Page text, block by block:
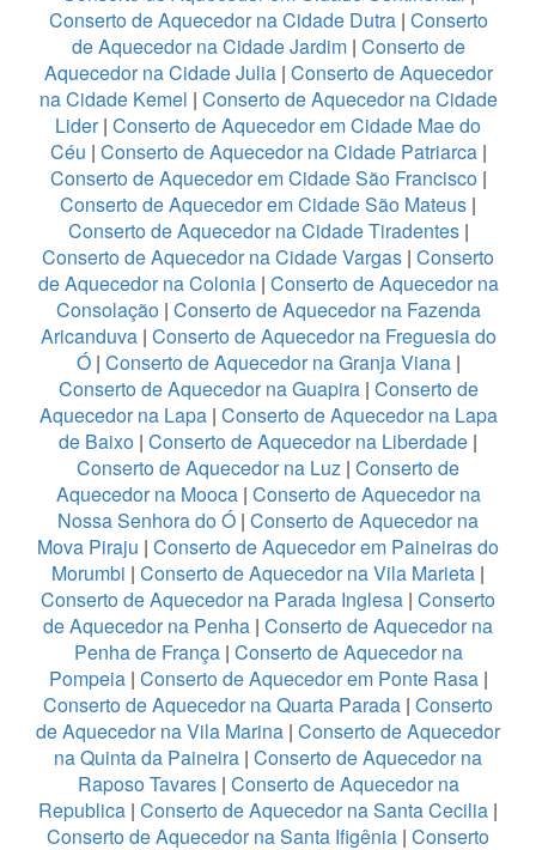
Conserto de Aquecedor na Cidade Dutra | Conserto
de Aquecedor na Cidade Jardim| Conserto de
Aquecedor na Cidade Julia | Conserto de Aquecedor
na Cidade Kemel | Conserto de Aquecedor na Cidade
Lider| Conserto de Aquecedor em Cidade Mae do
Céu | Conserto de Aquecedor na Cidade Patriarca|
Conserto de Aquecedor em Cidade São Francisco |
Conserto de Aquecedor em Cidade São Mateus |
Conserto de Aquecedor na Cidade Tiradentes|
Conserto de Aquecedor na Cidade Vargas | Conserto
de Aquecedor na Colonia| Conserto de Aquecedor na
Consolação | Conserto de Aquecedor na Fazenda
Aricanduva| Conserto de Aquecedor na Freguesia do
Ó| Conserto de Aquecedor na Granja Viana|
Conserto de Aquecedor na Guapira| Conserto de
Aquecedor na Lapa| Conserto de Aquecedor na Lapa
de Baixo | Conserto de Aquecedor na Liberdade |
Conserto de Aquecedor na Luz | Conserto de
Aquecedor na Mooca| Conserto de Aquecedor na
Nossa Senhora do Ó | Conserto de Aquecedor na
Mova Piraju | Conserto de Aquecedor em Paineiras do
Morumbi | Conserto de Aquecedor na Vila Marieta |
Conserto de Aquecedor na Parada Inglesa | Conserto
de Aquecedor na Penha | Conserto de Aquecedor na
Penha de França | Conserto de Aquecedor na
Pompeia| Conserto de Aquecedor em Ponte Rasa|
Conserto de Aquecedor na Quarta Parada | Conserto
de Aquecedor na Vila Marina | Conserto de Aquecedor
na Quinta da Paineira | Conserto de Aquecedor na
Raposo Tavares| Conserto de Aquecedor na
Republica | Conserto de Aquecedor na Santa Cecilia |
Conserto de Aquecedor na Santa Ifigênia | Conserto